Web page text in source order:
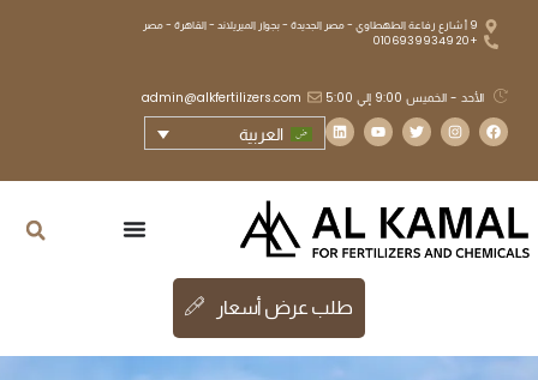
9 أ شارع رفاعة الطهطاوي - مصر الجديدة - بجوار الميريلاند - القاهرة - مصر
+20 01069399349
الأحد - الخميس 9:00 إلي 5:00 admin@alkfertilizers.com
العربية
طلب عرض أسعار